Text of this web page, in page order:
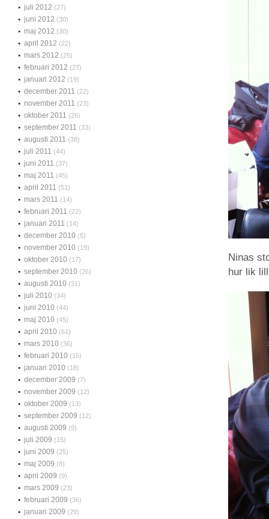
Ninas
hur lik
juli 2012 (27)
juni 2012 (30)
maj 2012 (30)
april 2012 (22)
mars 2012 (25)
februari 2012 (27)
januari 2012 (19)
december 2011 (22)
november 2011 (23)
oktober 2011 (25)
september 2011 (33)
augusti 2011 (38)
juli 2011 (44)
juni 2011 (37)
maj 2011 (45)
april 2011 (51)
mars 2011 (14)
februari 2011 (22)
januari 2011 (14)
december 2010 (5)
november 2010 (19)
oktober 2010 (17)
september 2010 (26)
augusti 2010 (31)
juli 2010 (34)
juni 2010 (44)
maj 2010 (45)
april 2010 (61)
mars 2010 (36)
februari 2010 (15)
januari 2010 (18)
december 2009 (7)
november 2009 (12)
oktober 2009 (13)
september 2009 (12)
augusti 2009 (9)
juli 2009 (15)
juni 2009 (25)
maj 2009 (8)
april 2009 (9)
mars 2009 (23)
februari 2009 (36)
januari 2009 (29)